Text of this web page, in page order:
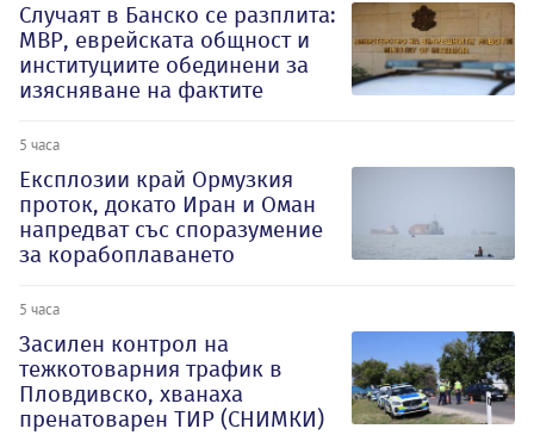
Случаят в Банско се разплита:
МВР, еврейската общност и
институциите обединени за
изясняване на фактите
5 часа
Експлозии край Ормузкия
проток, докато Иран и Оман
напредват със споразумение
за корабоплаването
5 часа
Засилен контрол на
тежкотоварния трафик в
Пловдивско, хванаха
пренатоварен ТИР (СНИМКИ)